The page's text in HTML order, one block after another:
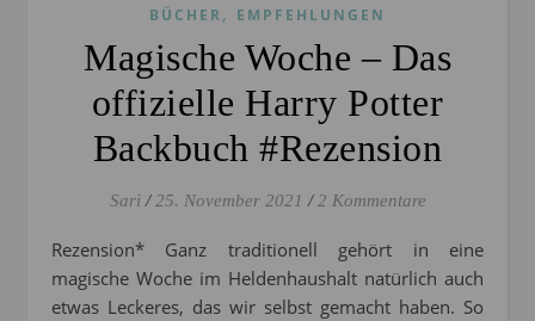
BÜCHER, EMPFEHLUNGEN
Magische Woche – Das
offizielle Harry Potter
Backbuch #Rezension
Sari / 25. November 2021 / 2 Kommentare
Rezension* Ganz traditionell gehört in eine
magische Woche im Heldenhaushalt natürlich auch
etwas Leckeres, das wir selbst gemacht haben. So